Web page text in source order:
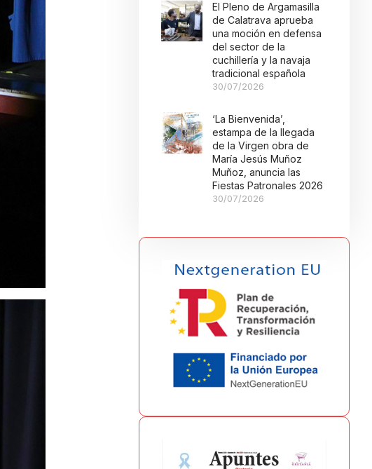
El Pleno de Argamasilla
de Calatrava aprueba
una moción en defensa
del sector de la
cuchillería y la navaja
tradicional española
30/07/2026
‘La Bienvenida’,
estampa de la llegada
de la Virgen obra de
María Jesús Muñoz
Muñoz, anuncia las
Fiestas Patronales 2026
30/07/2026